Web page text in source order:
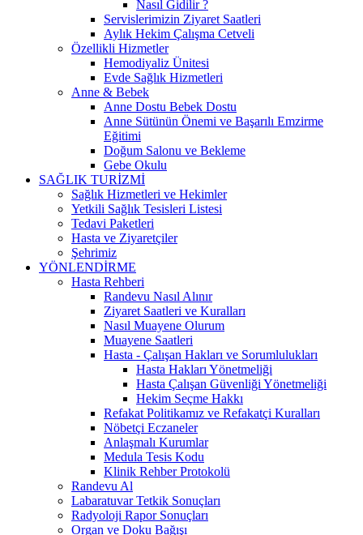
Nasıl Gidilir ?
Servislerimizin Ziyaret Saatleri
Aylık Hekim Çalışma Cetveli
Özellikli Hizmetler
Hemodiyaliz Ünitesi
Evde Sağlık Hizmetleri
Anne & Bebek
Anne Dostu Bebek Dostu
Anne Sütünün Önemi ve Başarılı Emzirme
Eğitimi
Doğum Salonu ve Bekleme
Gebe Okulu
SAĞLIK TURİZMİ
Sağlık Hizmetleri ve Hekimler
Yetkili Sağlık Tesisleri Listesi
Tedavi Paketleri
Hasta ve Ziyaretçiler
Şehrimiz
YÖNLENDİRME
Hasta Rehberi
Randevu Nasıl Alınır
Ziyaret Saatleri ve Kuralları
Nasıl Muayene Olurum
Muayene Saatleri
Hasta - Çalışan Hakları ve Sorumlulukları
Hasta Hakları Yönetmeliği
Hasta Çalışan Güvenliği Yönetmeliği
Hekim Seçme Hakkı
Refakat Politikamız ve Refakatçi Kuralları
Nöbetçi Eczaneler
Anlaşmalı Kurumlar
Medula Tesis Kodu
Klinik Rehber Protokolü
Randevu Al
Labaratuvar Tetkik Sonuçları
Radyoloji Rapor Sonuçları
Organ ve Doku Bağışı